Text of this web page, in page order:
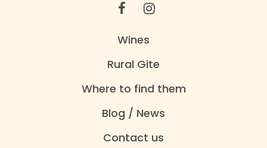
Wines
Rural Gite
Where to find them
Blog / News
Contact us